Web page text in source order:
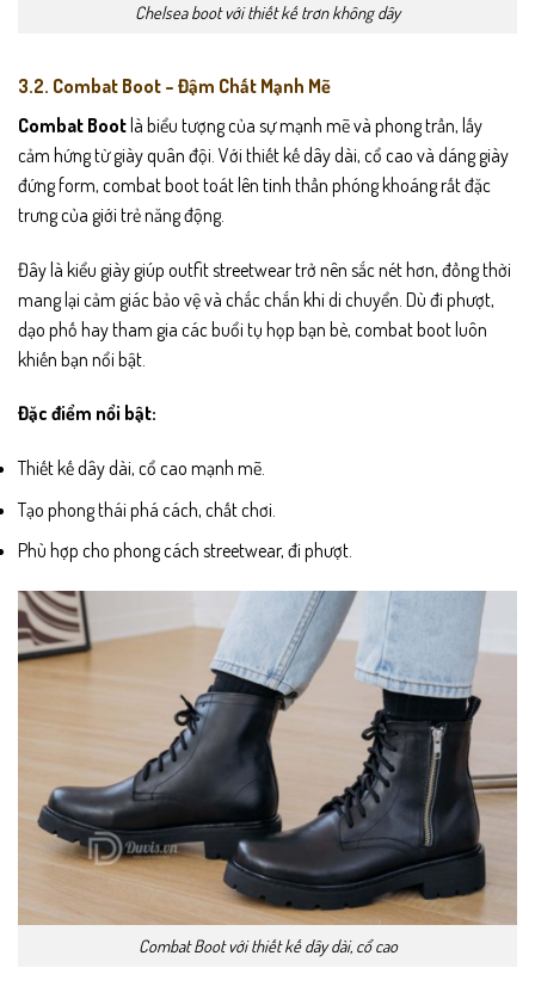
Chelsea boot với thiết kế trơn không dây
3.2. Combat Boot – Đậm Chất Mạnh Mẽ
Combat Bootlà biểu tượng của sự mạnh mẽ và phong trần, lấy
cảm hứng từ giày quân đội. Với thiết kế dây dài, cổ cao và dáng giày
đứng form, combat boot toát lên tinh thần phóng khoáng rất đặc
trưng của giới trẻ năng động.
Đây là kiểu giày giúp outfit streetwear trở nên sắc nét hơn, đồng thời
mang lại cảm giác bảo vệ và chắc chắn khi di chuyển. Dù đi phượt,
dạo phố hay tham gia các buổi tụ họp bạn bè, combat boot luôn
khiến bạn nổi bật.
Đặc điểm nổi bật:
Thiết kế dây dài, cổ cao mạnh mẽ.
Tạo phong thái phá cách, chất chơi.
Phù hợp cho phong cách streetwear, đi phượt.
Combat Boot với thiết kế dây dài, cổ cao